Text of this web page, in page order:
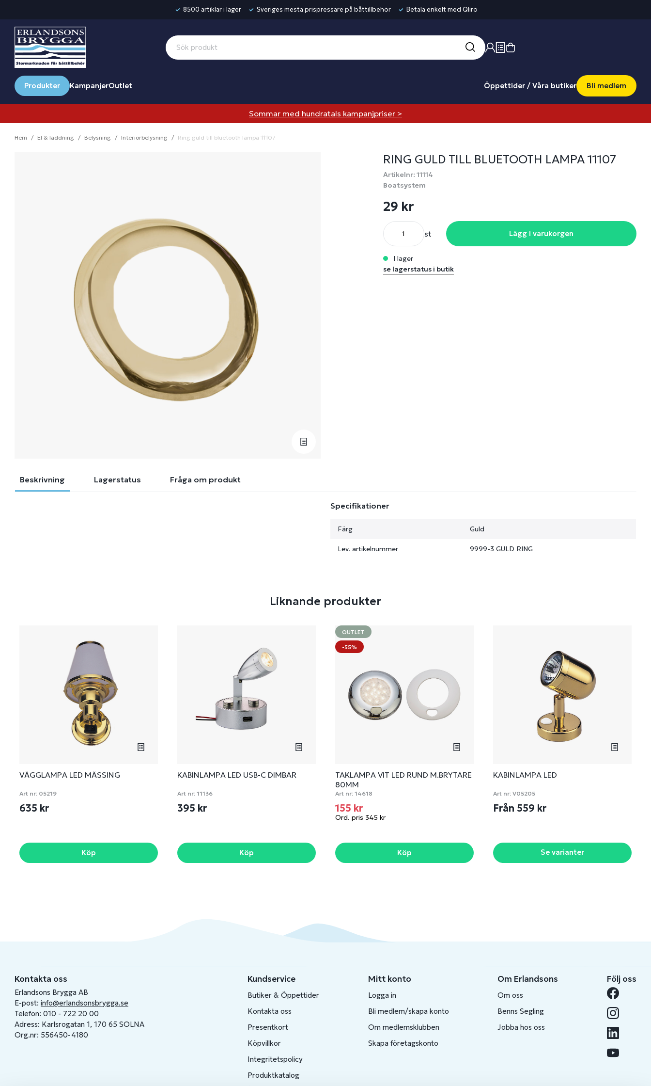
8500 artiklar i lager Sveriges mesta prispressare på båttillbehör Betala enkelt med Qliro
Produkter KampanjerOutlet Öppettider / Våra butiker Bli medlem
Sommar med hundratals kampanjpriser >
Hem El & laddning Belysning Interiörbelysning Ring guld till bluetooth lampa 11107
RING GULD TILL BLUETOOTH LAMPA 11107
Artikelnr: 11114
Boatsystem
29 kr
st Lägg i varukorgen
i lager
se lagerstatus i butik
Beskrivning Lagerstatus Fråga om produkt
Specifikationer
Färg Guld
Lev. artikelnummer 9999-3 GULD RING
Liknande produkter
VÄGGLAMPA LED MÄSSING
Art nr: 05219
635 kr
Köp
KABINLAMPA LED USB-C DIMBAR
Art nr: 11136
395 kr
Köp
OUTLET
-55%
TAKLAMPA VIT LED RUND M.BRYTARE
80MM
Art nr: 14618
155 kr
Ord. pris 345 kr
Köp
KABINLAMPA LED
Art nr: V05205
Från 559 kr
Se varianter
Kontakta oss
Erlandsons Brygga AB
E-post: info@erlandsonsbrygga.se
Telefon: 010 - 722 20 00
Adress: Karlsrogatan 1, 170 65 SOLNA
Org.nr: 556450-4180
Kundservice
Butiker & Öppettider
Kontakta oss
Presentkort
Köpvillkor
Integritetspolicy
Produktkatalog
Mitt konto
Logga in
Bli medlem/skapa konto
Om medlemsklubben
Skapa företagskonto
Om Erlandsons
Om oss
Benns Segling
Jobba hos oss
Följ oss